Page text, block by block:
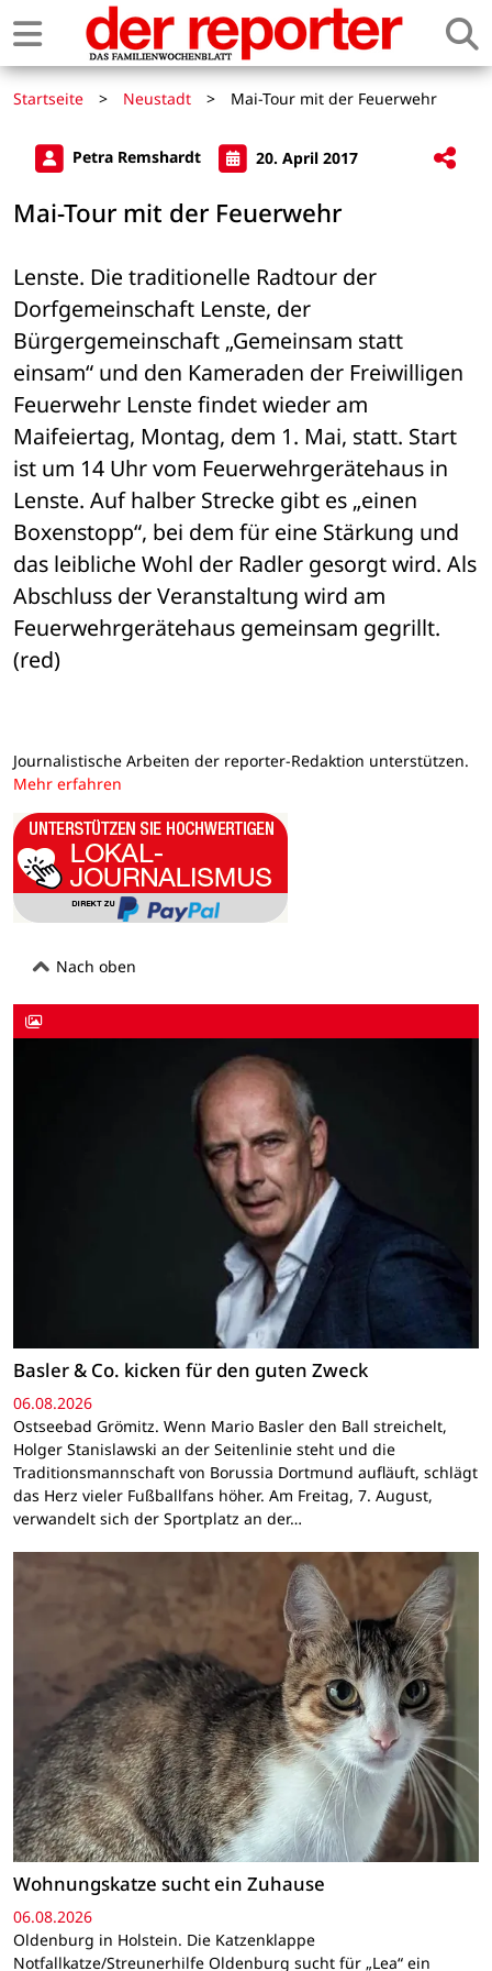
Startseite > Neustadt > Mai-Tour mit der Feuerwehr
Petra Remshardt 20. April 2017
Mai-Tour mit der Feuerwehr
Lenste. Die traditionelle Radtour der
Dorfgemeinschaft Lenste, der
Bürgergemeinschaft „Gemeinsam statt
einsam“ und den Kameraden der Freiwilligen
Feuerwehr Lenste findet wieder am
Maifeiertag, Montag, dem 1. Mai, statt. Start
ist um 14 Uhr vom Feuerwehrgerätehaus in
Lenste. Auf halber Strecke gibt es „einen
Boxenstopp“, bei dem für eine Stärkung und
das leibliche Wohl der Radler gesorgt wird. Als
Abschluss der Veranstaltung wird am
Feuerwehrgerätehaus gemeinsam gegrillt.
(red)
Journalistische Arbeiten der reporter-Redaktion unterstützen.
Mehr erfahren
Nach oben
Basler & Co. kicken für den guten Zweck
06.08.2026
Ostseebad Grömitz. Wenn Mario Basler den Ball streichelt,
Holger Stanislawski an der Seitenlinie steht und die
Traditionsmannschaft von Borussia Dortmund aufläuft, schlägt
das Herz vieler Fußballfans höher. Am Freitag, 7. August,
verwandelt sich der Sportplatz an der…
Wohnungskatze sucht ein Zuhause
06.08.2026
Oldenburg in Holstein. Die Katzenklappe
Notfallkatze/Streunerhilfe Oldenburg sucht für „Lea“ ein